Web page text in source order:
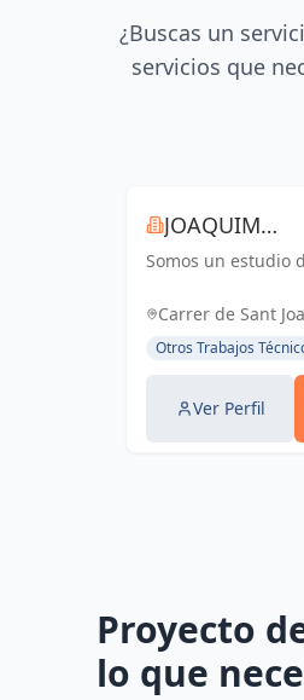
¿Buscas un
servicios que
JOAQUIM
MUNTADA
Somos un estudio
pluridisciplinar,
ejecución, licencias
actividades y
el sector
Carrer de Sant
España, España
Otros Trabajos
Ver Perfil
Proyecto
lo que